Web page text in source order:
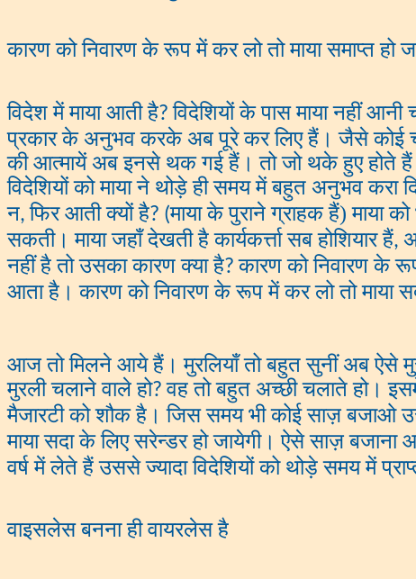
कारण को निवारण के रूप में कर लो तो माया समाप्त हो
विदेश में माया आती है?विदेशियों के पास माया नहीं
प्रकार के अनुभव करके अब पूरे कर लिए हैं। जैसे कोई
की आत्मायें अब इनसे थक गई हैं। तो जो थके हुए होते हैं
विदेशियों को माया ने थोड़े ही समय में बहुत अनुभव करा
न,फिर आती क्यों है? (माया के पुराने ग्राहक हैं) माया
सकती। माया जहाँ देखती है कार्यकर्त्ता सब होशियार हैं,
नहीं है तो उसका कारण क्या है?कारण को निवारण के
आता है। कारण को निवारण के रूप में कर लो तो माया
आज तो मिलने आये हैं। मुरलियाँ तो बहुत सुनीं अब ऐसे
मुरली चलाने वाले हो?वह तो बहुत अच्छी चलाते हो।
मैजारटी को शौक है। जिस समय भी कोई साज़ बजाओ
माया सदा के लिए सरेन्डर हो जायेगी। ऐसे साज़ बजाना
वर्ष में लेते हैं उससे ज्यादा विदेशियों को थोड़े समय में
वाइसलेस बनना ही वायरलेस है